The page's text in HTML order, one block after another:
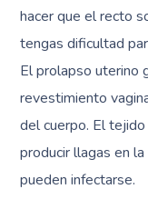
hacer que el recto
tengas dificultad
El prolapso uterino
revestimiento
del cuerpo. El
producir llagas en
pueden infectarse.